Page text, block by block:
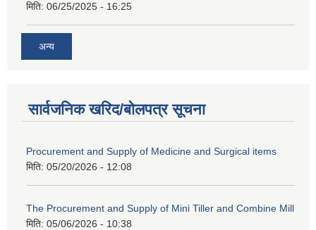
मिति: 06/25/2025 - 16:25
अन्य
सार्वजनिक खरिद/बोलपत्र सूचना
Procurement and Supply of Medicine and Surgical items
मिति: 05/20/2026 - 12:08
The Procurement and Supply of Mini Tiller and Combine Mill
मिति: 05/06/2026 - 10:38